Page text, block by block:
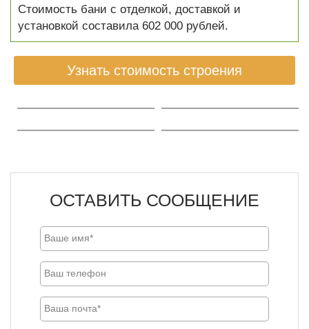
Стоимость бани с отделкой, доставкой и
установкой составила 602 000 рублей.
Узнать стоимость строения
ОСТАВИТЬ СООБЩЕНИЕ